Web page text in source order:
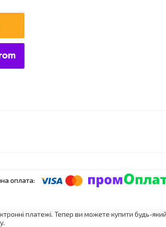
платежі. Тепер ви можете купити будь-який